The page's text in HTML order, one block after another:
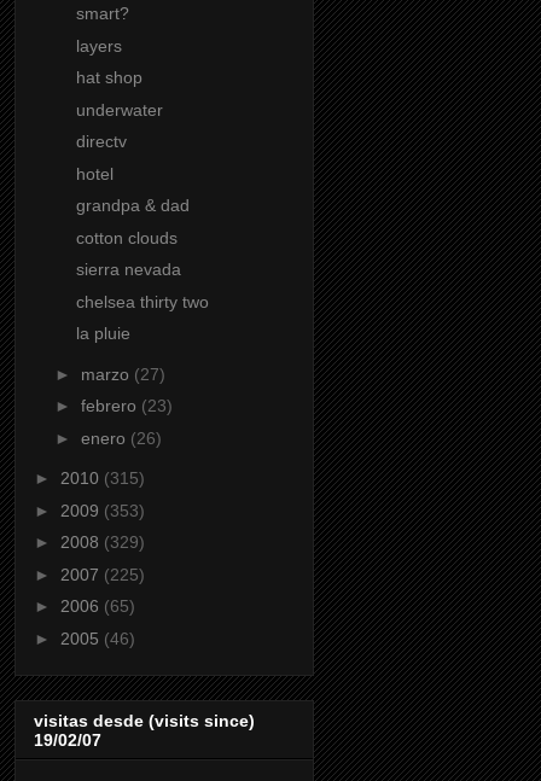
smart?
layers
hat shop
underwater
directv
hotel
grandpa & dad
cotton clouds
sierra nevada
chelsea thirty two
la pluie
► marzo (27)
► febrero (23)
► enero (26)
► 2010 (315)
► 2009 (353)
► 2008 (329)
► 2007 (225)
► 2006 (65)
► 2005 (46)
visitas desde (visits since)
19/02/07